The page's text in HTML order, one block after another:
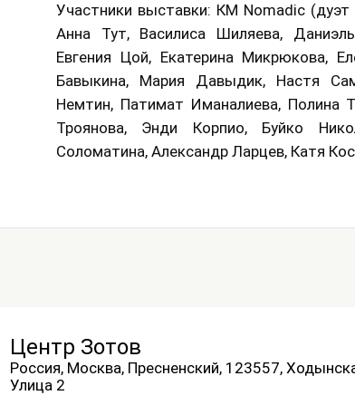
Участники выставки: КМ Nomadic
Анна Тут, Василиса Шиляева,
Евгения Цой, Екатерина Микрюкова,
Бавыкина, Мария Давыдик, Настя
Немтин, Патимат Иманалиева, Полина
Троянова, Энди Корпио, Буйко
Соломатина, Александр Ларцев, Катя
Центр Зотов
Россия, Москва, Пресненский, 123557,
Улица 2